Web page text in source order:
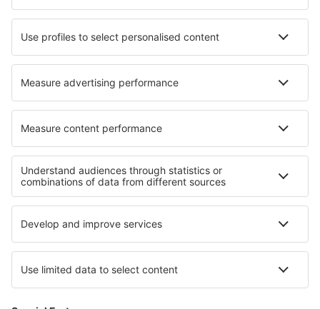
DAT Danish Air
SAS
Norwegian
Lufthansa
Om eSky
Handelsbetingelser
Mine bookinger
Persondatapolitik
Support og kontakt